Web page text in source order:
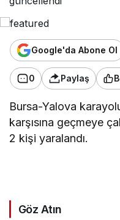
Google'da Abone Ol
0 Paylaş
Bursa-Yalova
karşısına geçmeye
2 kişi yaralandı.
Göz Atın